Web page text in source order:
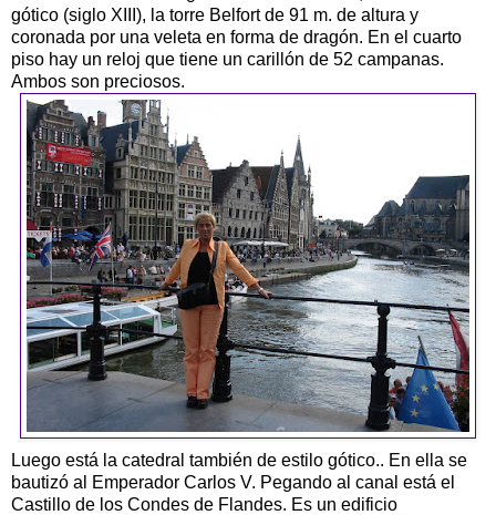
gótico (siglo XIII), la torre Belfort de 91 m. de altura y
coronada por una veleta en forma de dragón. En el cuarto
piso hay un reloj que tiene un carillón de 52 campanas.
Ambos son preciosos.
Luego está la catedral también de estilo gótico.. En ella se
bautizó al Emperador Carlos V. Pegando al canal está el
Castillo de los Condes de Flandes. Es un edificio